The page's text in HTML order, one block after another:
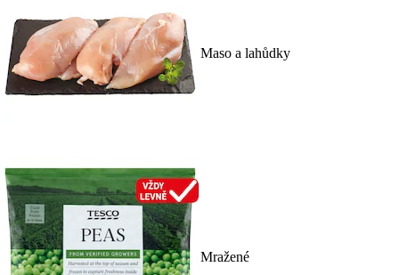
Maso a lahůdky
Mražené